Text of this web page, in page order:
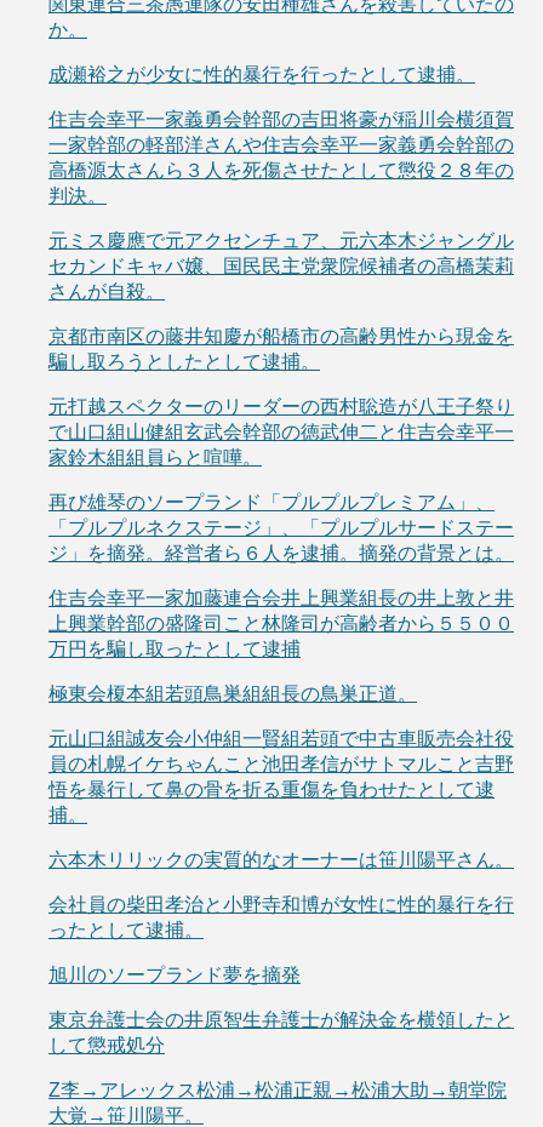
関東連合三茶愚連隊の安田種雄さんを殺害していたの
か。
成瀬裕之が少女に性的暴行を行ったとして逮捕。
住吉会幸平一家義勇会幹部の吉田将豪が稲川会横須賀
一家幹部の軽部洋さんや住吉会幸平一家義勇会幹部の
高橋源太さんら３人を死傷させたとして懲役２８年の
判決。
元ミス慶應で元アクセンチュア、元六本木ジャングル
セカンドキャバ嬢、国民民主党衆院候補者の高橋茉莉
さんが自殺。
京都市南区の藤井知慶が船橋市の高齢男性から現金を
騙し取ろうとしたとして逮捕。
元打越スペクターのリーダーの西村聡造が八王子祭り
で山口組山健組玄武会幹部の徳武伸二と住吉会幸平一
家鈴木組組員らと喧嘩。
再び雄琴のソープランド「プルプルプレミアム」、
「プルプルネクステージ」、「プルプルサードステー
ジ」を摘発。経営者ら６人を逮捕。摘発の背景とは。
住吉会幸平一家加藤連合会井上興業組長の井上敦と井
上興業幹部の盛隆司こと林隆司が高齢者から５５００
万円を騙し取ったとして逮捕
極東会榎本組若頭鳥巣組組長の鳥巣正道。
元山口組誠友会小仲組一賢組若頭で中古車販売会社役
員の札幌イケちゃんこと池田孝信がサトマルこと吉野
悟を暴行して鼻の骨を折る重傷を負わせたとして逮
捕。
六本木リリックの実質的なオーナーは笹川陽平さん。
会社員の柴田孝治と小野寺和博が女性に性的暴行を行
ったとして逮捕。
旭川のソープランド夢を摘発
東京弁護士会の井原智生弁護士が解決金を横領したと
して懲戒処分
Z李→アレックス松浦→松浦正親→松浦大助→朝堂院
大覚→笹川陽平。